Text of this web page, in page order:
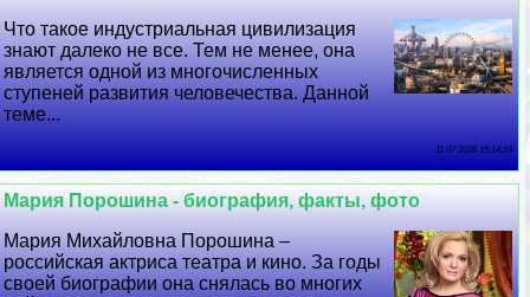
Что такое индустриальная цивилизация
знают далеко не все. Тем не менее, она
является одной из многочисленных
ступеней развития человечества. Данной
теме...
11 07 2026 15:14:19
Мария Порошина - биография, факты, фото
Мария Михайловна Порошина –
российская актриса театра и кино. За годы
своей биографии она снялась во многих